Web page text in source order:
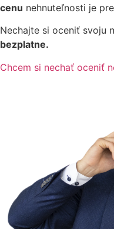
cenu nehnuteľnosti je
Nechajte si oceniť svoju
bezplatne.
Chcem si nechať oceniť